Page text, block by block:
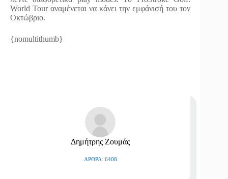
World Tour αναμένεται να κάνει την εμφάνισή του τον
Οκτώβριο.
{nomultithumb}
Δημήτρης Ζουμάς
ΆΡΘΡΑ: 6408